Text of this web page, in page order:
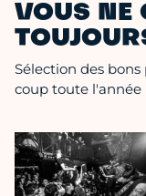
VOUS NE
Sélection des
coup toute l'année